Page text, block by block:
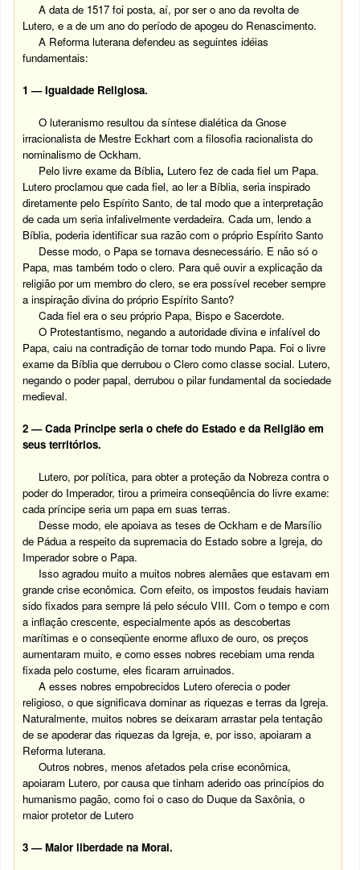
A data de 1517 foi posta, aí, por ser o ano da revolta de
Lutero, e a de um ano do período de apogeu do Renascimento.
A Reforma luterana defendeu as seguintes idéias
fundamentais:
1 — Igualdade Religiosa.
O luteranismo resultou da síntese dialética da Gnose
irracionalista de Mestre Eckhart com a filosofia racionalista do
nominalismo de Ockham.
Pelo livre exame da Bíblia, Lutero fez de cada fiel um Papa.
Lutero proclamou que cada fiel, ao ler a Bíblia, seria inspirado
diretamente pelo Espírito Santo, de tal modo que a interpretação
de cada um seria infalivelmente verdadeira. Cada um, lendo a
Bíblia, poderia identificar sua razão com o próprio Espírito Santo
Desse modo, o Papa se tornava desnecessário. E não só o
Papa, mas também todo o clero. Para quê ouvir a explicação da
religião por um membro do clero, se era possível receber sempre
a inspiração divina do próprio Espírito Santo?
Cada fiel era o seu próprio Papa, Bispo e Sacerdote.
O Protestantismo, negando a autoridade divina e infalível do
Papa, caiu na contradição de tornar todo mundo Papa. Foi o livre
exame da Bíblia que derrubou o Clero como classe social. Lutero,
negando o poder papal, derrubou o pilar fundamental da sociedade
medieval.
2 — Cada Príncipe seria o chefe do Estado e da Religião em
seus territórios.
Lutero, por política, para obter a proteção da Nobreza contra o
poder do Imperador, tirou a primeira conseqüência do livre exame:
cada príncipe seria um papa em suas terras.
Desse modo, ele apoiava as teses de Ockham e de Marsílio
de Pádua a respeito da supremacia do Estado sobre a Igreja, do
Imperador sobre o Papa.
Isso agradou muito a muitos nobres alemães que estavam em
grande crise econômica. Com efeito, os impostos feudais haviam
sido fixados para sempre lá pelo século VIII. Com o tempo e com
a inflação crescente, especialmente após as descobertas
marítimas e o conseqüente enorme afluxo de ouro, os preços
aumentaram muito, e como esses nobres recebiam uma renda
fixada pelo costume, eles ficaram arruinados.
A esses nobres empobrecidos Lutero oferecia o poder
religioso, o que significava dominar as riquezas e terras da Igreja.
Naturalmente, muitos nobres se deixaram arrastar pela tentação
de se apoderar das riquezas da Igreja, e, por isso, apoiaram a
Reforma luterana.
Outros nobres, menos afetados pela crise econômica,
apoiaram Lutero, por causa que tinham aderido oas princípios do
humanismo pagão, como foi o caso do Duque da Saxônia, o
maior protetor de Lutero
3— Maior liberdade na Moral.